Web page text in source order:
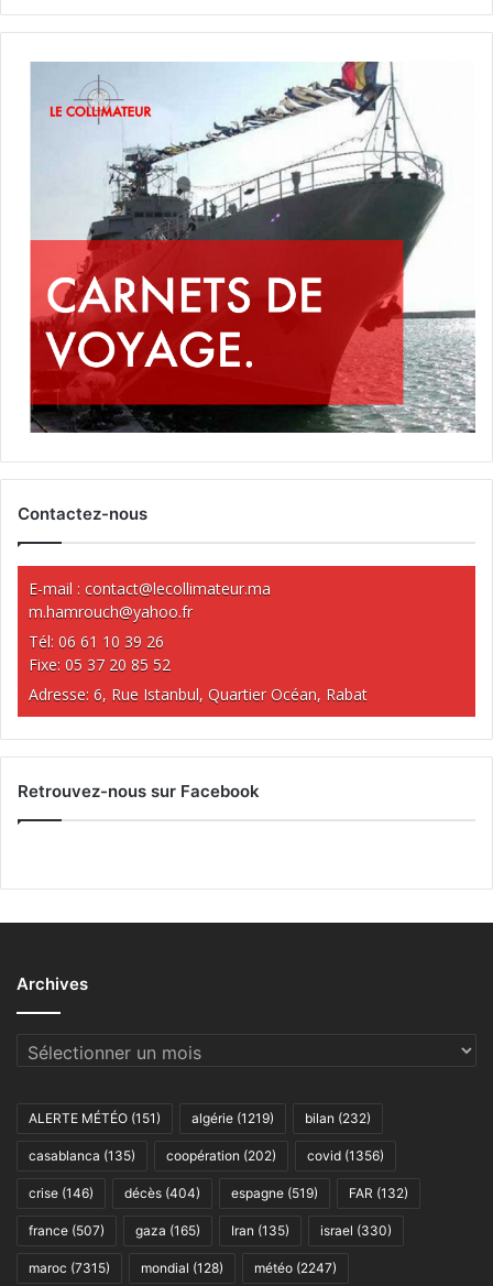
Contactez-nous
E-mail : contact@lecollimateur.ma
m.hamrouch@yahoo.fr
Tél: 06 61 10 39 26
Fixe: 05 37 20 85 52
Adresse: 6, Rue Istanbul, Quartier Océan, Rabat
Retrouvez-nous sur Facebook
Archives
Archives
ALERTE MÉTÉO (151) algérie (1219) bilan (232)
casablanca (135) coopération (202) covid (1356)
crise (146) décès (404) espagne (519) FAR (132)
france (507) gaza (165) Iran (135) israel (330)
maroc (7315) mondial (128) météo (2247)